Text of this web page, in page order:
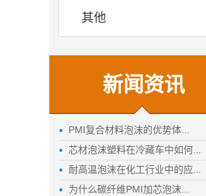
其他
新闻资讯
PMI复合材料泡沫的优势体...
芯材泡沫塑料在冷藏车中如何...
耐高温泡沫在化工行业中的应...
为什么碳纤维PMI加芯泡沫...